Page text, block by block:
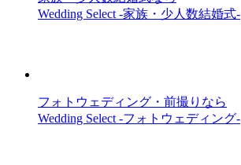
Wedding Select -家族・少人数結婚式-
フォトウェディング・前撮りなら
Wedding Select -フォトウェディング-